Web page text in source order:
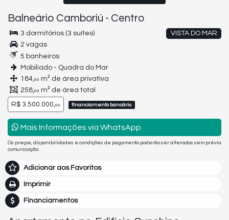
Balneário Camboriú - Centro
VISTA DO MAR
3 dormitórios (3 suítes)
2 vagas
5 banheiros
Mobiliado - Quadra do Mar
184,00 m² de área privativa
258,00 m² de área total
R$ 3.500.000,00 financiamento bancário
Mais Informações via WhatsApp
Os preços, disponibilidades e condições de pagamento poderão ser alterados sem prévia
comunicação.
Adicionar aos Favoritos
Imprimir
Financiamentos